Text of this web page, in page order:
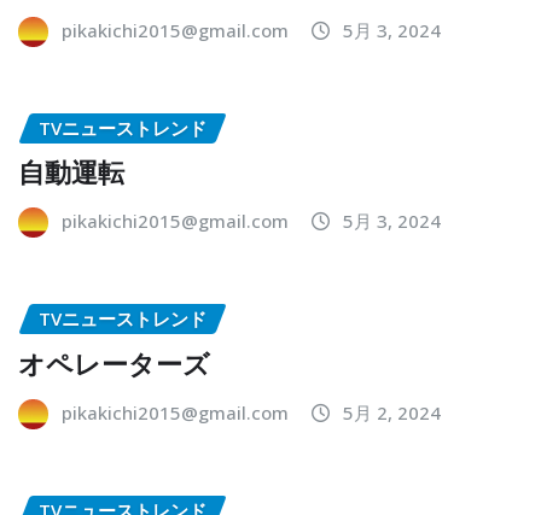
pikakichi2015@gmail.com 5月 3, 2024
TVニューストレンド
自動運転
pikakichi2015@gmail.com 5月 3, 2024
TVニューストレンド
オペレーターズ
pikakichi2015@gmail.com 5月 2, 2024
TVニューストレンド